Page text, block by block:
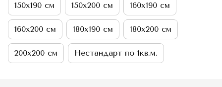
150х190 см 150х200 см 160х190 см
160х200 см 180х190 см 180х200 см
200х200 см Нестандарт по 1кв.м.